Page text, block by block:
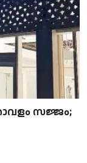
സജ്ജം;